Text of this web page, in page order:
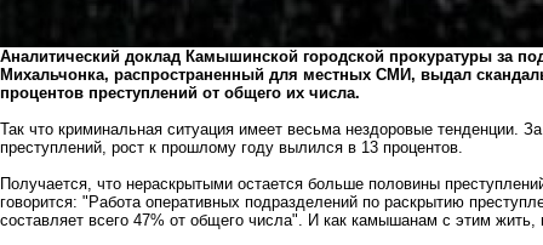
Аналитический доклад Камышинской городской прокуратуры за
Михальчонка, распространенный для местных СМИ, выдал
процентов преступлений от общего их числа.
Так что криминальная ситуация имеет весьма нездоровые тенденции.
преступлений, рост к прошлому году вылился в 13 процентов.
Получается, что нераскрытыми остается больше половины
говорится: "Работа оперативных подразделений по раскрытию
составляет всего 47% от общего числа". И как камышанам с этим